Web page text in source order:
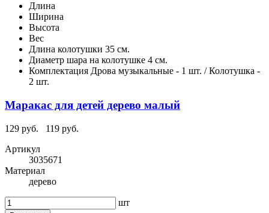
Длина
Ширина
Высота
Вес
Длина колотушки 35 см.
Диаметр шара на колотушке 4 см.
Комплектация Дрова музыкальные - 1 шт. / Колотушка -
2 шт.
Маракас для детей дерево малый
129 руб.
119 руб.
Артикул
3035671
Материал
дерево
шт